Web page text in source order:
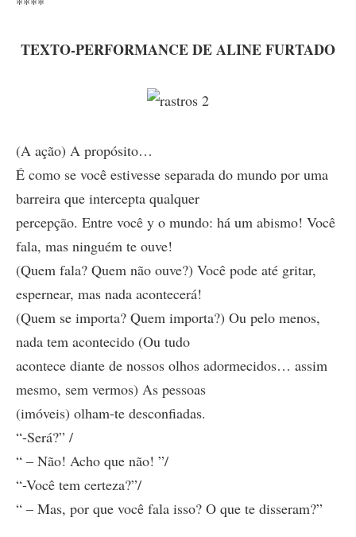
TEXTO-PERFORMANCE DE ALINE FURTADO
(A ação) A propósito…
É como se você estivesse separada do mundo por uma
barreira que intercepta qualquer
percepção. Entre você y o mundo: há um abismo! Você
fala, mas ninguém te ouve!
(Quem fala? Quem não ouve?) Você pode até gritar,
espernear, mas nada acontecerá!
(Quem se importa? Quem importa?) Ou pelo menos,
nada tem acontecido (Ou tudo
acontece diante de nossos olhos adormecidos… assim
mesmo, sem vermos) As pessoas
(imóveis) olham-te desconfiadas.
“-Será?” /
“ – Não! Acho que não! ”/
“-Você tem certeza?”/
“ – Mas, por que você fala isso? O que te disseram?”